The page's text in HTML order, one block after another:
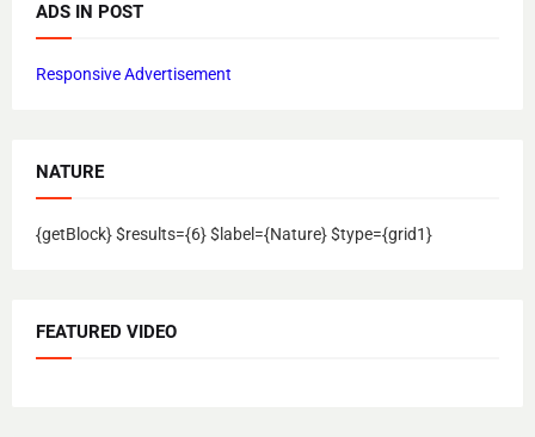
ADS IN POST
Responsive Advertisement
NATURE
{getBlock} $results={6} $label={Nature} $type={grid1}
FEATURED VIDEO